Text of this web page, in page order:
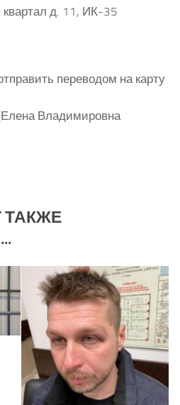
д. 11, ИК-35
переводом на карту
Владимировна